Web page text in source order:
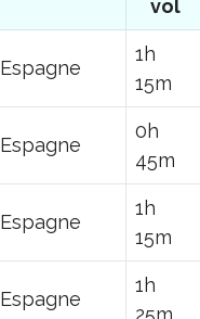
vol
Espagne
1h
15m
Espagne
0h
45m
Espagne
1h
15m
Espagne
1h
25m